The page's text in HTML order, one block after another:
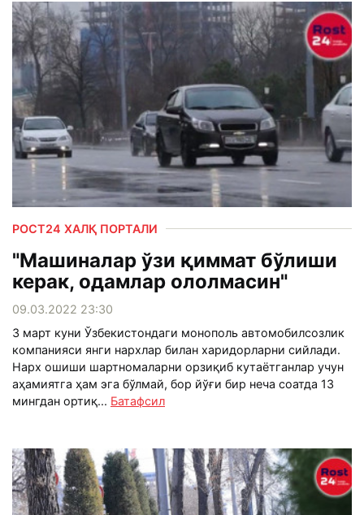
РОСТ24 ХАЛҚ ПОРТАЛИ
"Машиналар ўзи қиммат бўлиши
керак, одамлар ололмасин"
09.03.2022 23:30
3 март куни Ўзбекистондаги монополь автомобилсозлик
компанияси янги нархлар билан харидорларни сийлади.
Нарх ошиши шартномаларни орзиқиб кутаётганлар учун
аҳамиятга ҳам эга бўлмай, бор йўғи бир неча соатда 13
мингдан ортиқ... Батафсил